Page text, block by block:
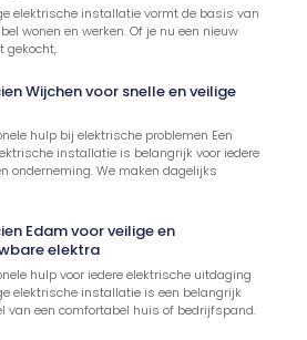
elektrische installatie vormt de basis van
wonen en werken. Of je nu een nieuw
gekocht,
Wijchen voor snelle en veilige
hulp bij elektrische problemen Een
installatie is belangrijk voor iedere
onderneming. We maken dagelijks
Edam voor veilige en
elektra
hulp voor iedere elektrische uitdaging
elektrische installatie is een belangrijk
van een comfortabel huis of bedrijfspand.